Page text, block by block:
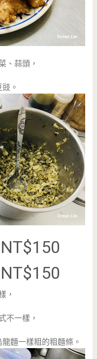
、蒜頭，
。
，
不一樣，
麵一樣粗的粗麵條。